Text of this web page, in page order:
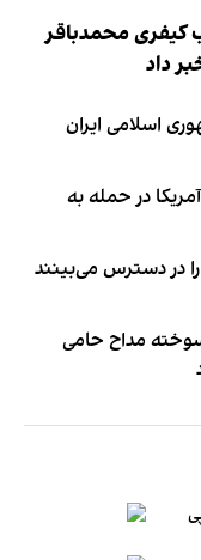
کیفری محمدباقر
داد
اسلامی ایران
در حمله به
در دسترس می‌بینند
مداح حامی